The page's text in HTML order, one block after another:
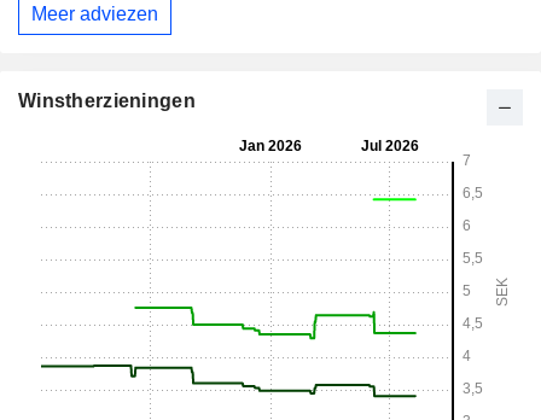
Meer adviezen
Winstherzieningen